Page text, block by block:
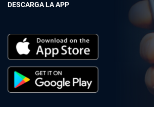
DESCARGA LA APP